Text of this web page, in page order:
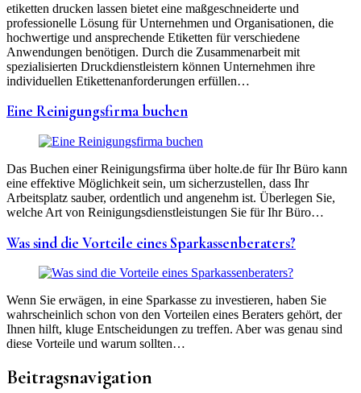
etiketten drucken lassen bietet eine maßgeschneiderte und
professionelle Lösung für Unternehmen und Organisationen, die
hochwertige und ansprechende Etiketten für verschiedene
Anwendungen benötigen. Durch die Zusammenarbeit mit
spezialisierten Druckdienstleistern können Unternehmen ihre
individuellen Etikettenanforderungen erfüllen…
Eine Reinigungsfirma buchen
Das Buchen einer Reinigungsfirma über holte.de für Ihr Büro kann
eine effektive Möglichkeit sein, um sicherzustellen, dass Ihr
Arbeitsplatz sauber, ordentlich und angenehm ist. Überlegen Sie,
welche Art von Reinigungsdienstleistungen Sie für Ihr Büro…
Was sind die Vorteile eines Sparkassenberaters?
Wenn Sie erwägen, in eine Sparkasse zu investieren, haben Sie
wahrscheinlich schon von den Vorteilen eines Beraters gehört, der
Ihnen hilft, kluge Entscheidungen zu treffen. Aber was genau sind
diese Vorteile und warum sollten…
Beitragsnavigation